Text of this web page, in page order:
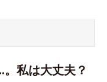
私は大丈夫？